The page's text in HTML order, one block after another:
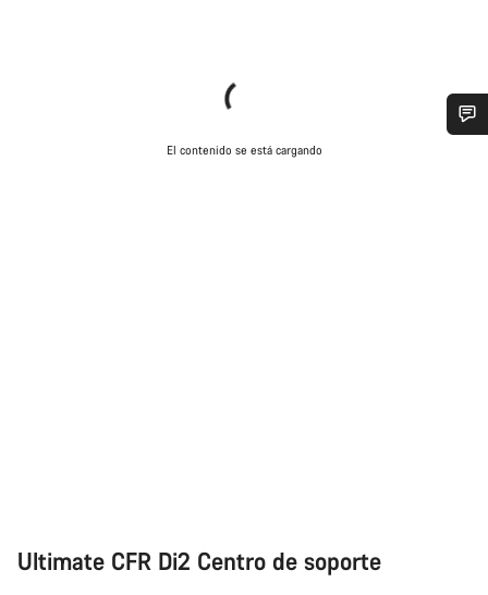
El contenido se está cargando
Ultimate CFR Di2 Centro de soporte
¿Necesitas ayuda?